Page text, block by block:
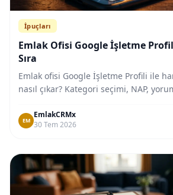
İpuçları
Emlak Ofisi Google İşletme
Sıra
Emlak ofisi Google İşletme Profili ile
nasıl çıkar? Kategori seçimi, NAP,
EM
EmlakCRMx
30 Tem 2026